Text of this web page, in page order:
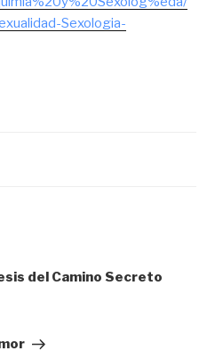
Sexologia-
del Camino Secreto